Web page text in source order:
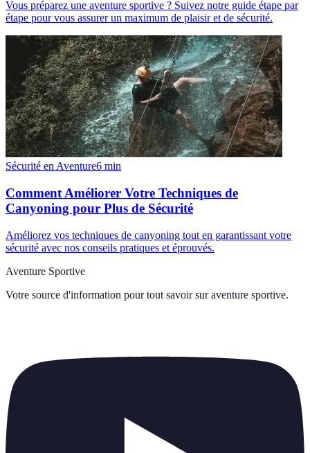
Vous préparez une aventure sportive ? Suivez notre guide étape par
étape pour vous assurer un maximum de plaisir et de sécurité.
Sécurité en Aventure6 min
Comment Améliorer Votre Techniques de
Canyoning pour Plus de Sécurité
Améliorez vos techniques de canyoning tout en garantissant votre
sécurité avec nos conseils pratiques et éprouvés.
Aventure Sportive
Votre source d'information pour tout savoir sur aventure sportive.